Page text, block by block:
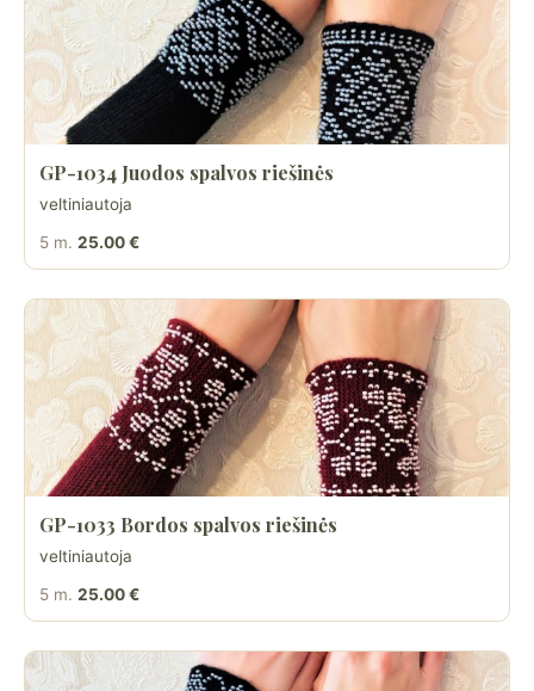
GP-1034 Juodos spalvos riešinės
veltiniautoja
5 m. 25.00 €
GP-1033 Bordos spalvos riešinės
veltiniautoja
5 m. 25.00 €